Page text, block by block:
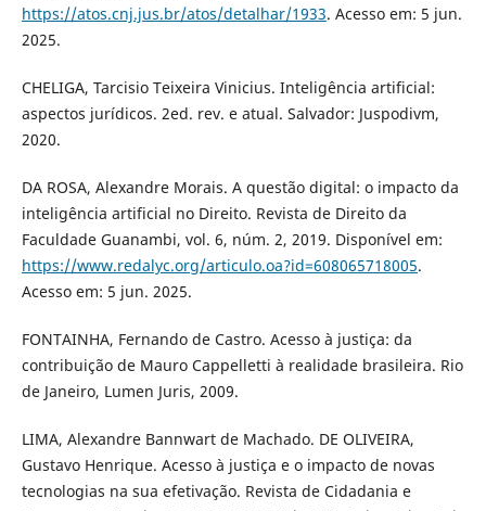
https://atos.cnj.jus.br/atos/detalhar/1933. Acesso em: 5 jun.
2025.
CHELIGA, Tarcisio Teixeira Vinicius. Inteligência artificial:
aspectos jurídicos. 2ed. rev. e atual. Salvador: Juspodivm,
2020.
DA ROSA, Alexandre Morais. A questão digital: o impacto da
inteligência artificial no Direito. Revista de Direito da
Faculdade Guanambi, vol. 6, núm. 2, 2019. Disponível em:
https://www.redalyc.org/articulo.oa?id=608065718005.
Acesso em: 5 jun. 2025.
FONTAINHA, Fernando de Castro. Acesso à justiça: da
contribuição de Mauro Cappelletti à realidade brasileira. Rio
de Janeiro, Lumen Juris, 2009.
LIMA, Alexandre Bannwart de Machado. DE OLIVEIRA,
Gustavo Henrique. Acesso à justiça e o impacto de novas
tecnologias na sua efetivação. Revista de Cidadania e